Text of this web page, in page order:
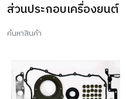
ส่วนประกอบเครื่องยนต์